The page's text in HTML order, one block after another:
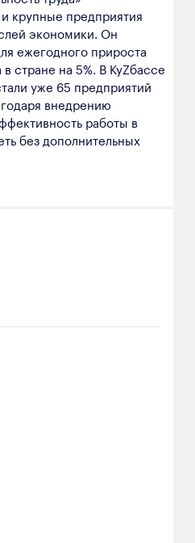
крупные предприятия
экономики. Он
ежегодного прироста
стране на 5%. В КуZбассе
уже 65 предприятий
внедрению
работы в
без дополнительных